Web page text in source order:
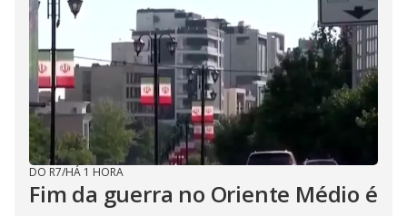
DO R7/HÁ 1 HORA
Fim da guerra no Oriente Médio é